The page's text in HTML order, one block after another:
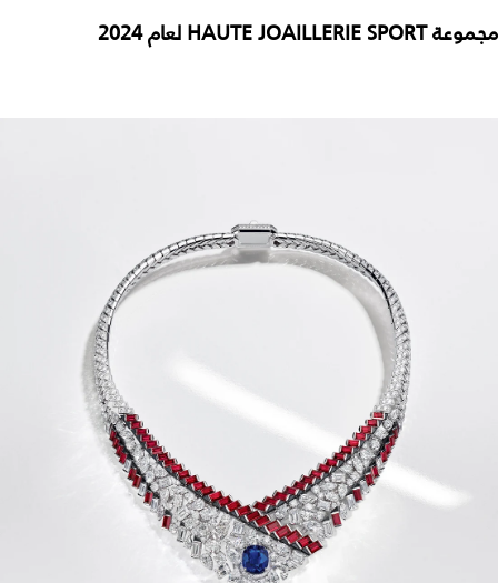
مجموعة HAUTE JOAILLERIE SPORT لعام 2024